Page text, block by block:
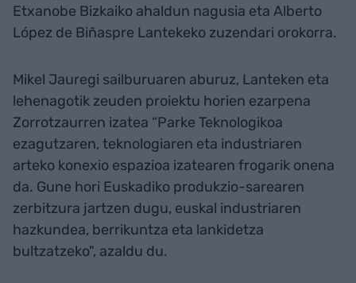
Etxanobe Bizkaiko ahaldun nagusia eta Alberto
López de Biñaspre Lantekeko zuzendari orokorra.
Mikel Jauregi sailburuaren aburuz, Lanteken eta
lehenagotik zeuden proiektu horien ezarpena
Zorrotzaurren izatea “Parke Teknologikoa
ezagutzaren, teknologiaren eta industriaren
arteko konexio espazioa izatearen frogarik onena
da. Gune hori Euskadiko produkzio-sarearen
zerbitzura jartzen dugu, euskal industriaren
hazkundea, berrikuntza eta lankidetza
bultzatzeko", azaldu du.